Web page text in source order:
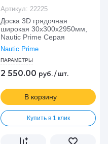
Доска 3D грядочная
широкая 30х300х2950мм,
Nautic Prime Серая
Nautic Prime
Артикул: 22225
ПАРАМЕТРЫ
2 550.00 руб. /шт.
В корзину
Купить в 1 клик